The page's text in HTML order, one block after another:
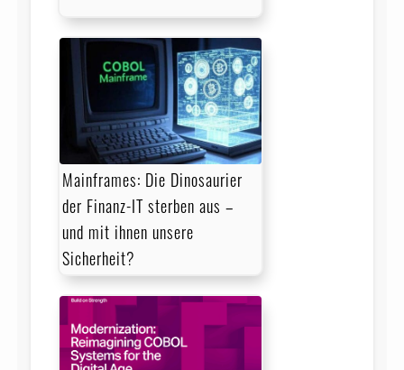
Mainframes: Die Dinosaurier
der Finanz-IT sterben aus –
und mit ihnen unsere
Sicherheit?